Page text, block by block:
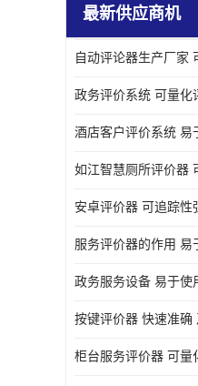
壁挂广告机
液晶广告机
最新供应商机